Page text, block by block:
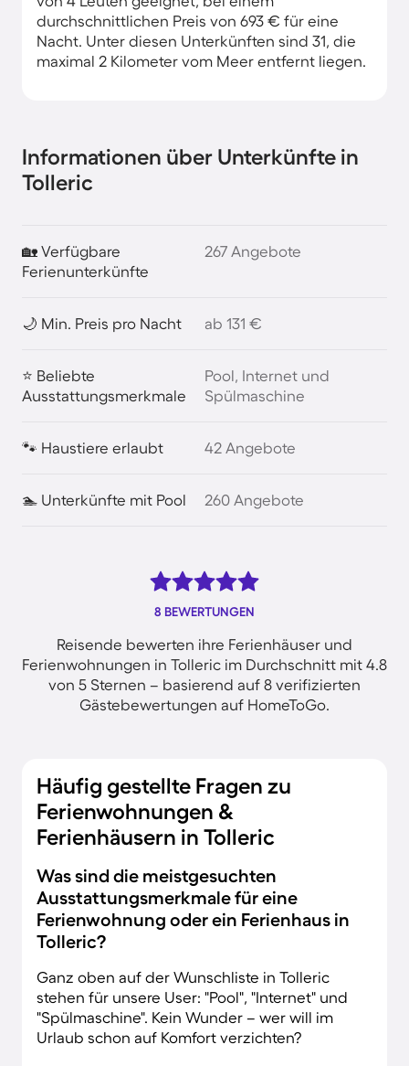
durchschnittlichen Preis von 693 € für eine
Nacht. Unter diesen Unterkünften sind 31, die
maximal 2 Kilometer vom Meer entfernt liegen.
Informationen über Unterkünfte in
Tolleric
🏡 Verfügbare
Ferienunterkünfte
267 Angebote
🌙 Min. Preis pro Nacht ab 131 €
⭐ Beliebte
Ausstattungsmerkmale
Pool, Internet und
Spülmaschine
🐾 Haustiere erlaubt 42 Angebote
🏊 Unterkünfte mit Pool 260 Angebote
8 BEWERTUNGEN
Reisende bewerten ihre Ferienhäuser und
Ferienwohnungen in Tolleric im Durchschnitt mit 4.8
von 5 Sternen – basierend auf 8 verifizierten
Gästebewertungen auf HomeToGo.
Häufig gestellte Fragen zu
Ferienwohnungen &
Ferienhäusern in Tolleric
Was sind die meistgesuchten
Ausstattungsmerkmale für eine
Ferienwohnung oder ein Ferienhaus in
Tolleric?
Ganz oben auf der Wunschliste in Tolleric
stehen für unsere User: "Pool", "Internet" und
"Spülmaschine". Kein Wunder – wer will im
Urlaub schon auf Komfort verzichten?